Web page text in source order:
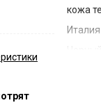
кожа
Италия